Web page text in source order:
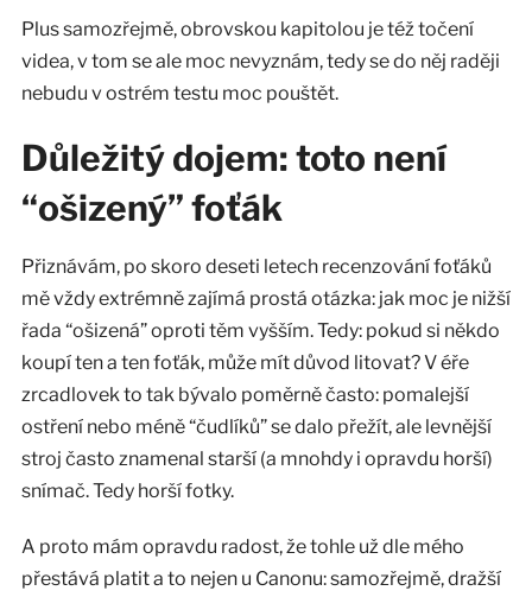
Plus samozřejmě, obrovskou kapitolou je též točení
videa, v tom se ale moc nevyznám, tedy se do něj raději
nebudu v ostrém testu moc pouštět.
Důležitý dojem: toto není
“ošizený” foťák
Přiznávám, po skoro deseti letech recenzování foťáků
mě vždy extrémně zajímá prostá otázka: jak moc je nižší
řada “ošizená” oproti těm vyšším. Tedy: pokud si někdo
koupí ten a ten foťák, může mít důvod litovat? V éře
zrcadlovek to tak bývalo poměrně často: pomalejší
ostření nebo méně “čudlíků” se dalo přežít, ale levnější
stroj často znamenal starší (a mnohdy i opravdu horší)
snímač. Tedy horší fotky.
A proto mám opravdu radost, že tohle už dle mého
přestává platit a to nejen u Canonu: samozřejmě, dražší